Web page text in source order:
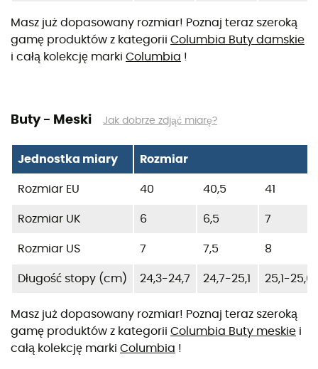
Masz już dopasowany rozmiar! Poznaj teraz szeroką
gamę produktów z kategorii Columbia Buty damskie
i całą kolekcję marki Columbia !
Buty - Meski Jak dobrze zdjąć miarę?
Jednostka miary Rozmiar
Rozmiar EU 40 40,5 41
Rozmiar UK 6 6,5 7
Rozmiar US 7 7,5 8
Długość stopy (cm) 24,3-24,7 24,7-25,1 25,1-25,6
Masz już dopasowany rozmiar! Poznaj teraz szeroką
gamę produktów z kategorii Columbia Buty meskie i
całą kolekcję marki Columbia !